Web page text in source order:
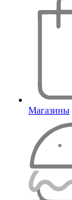
Магазины